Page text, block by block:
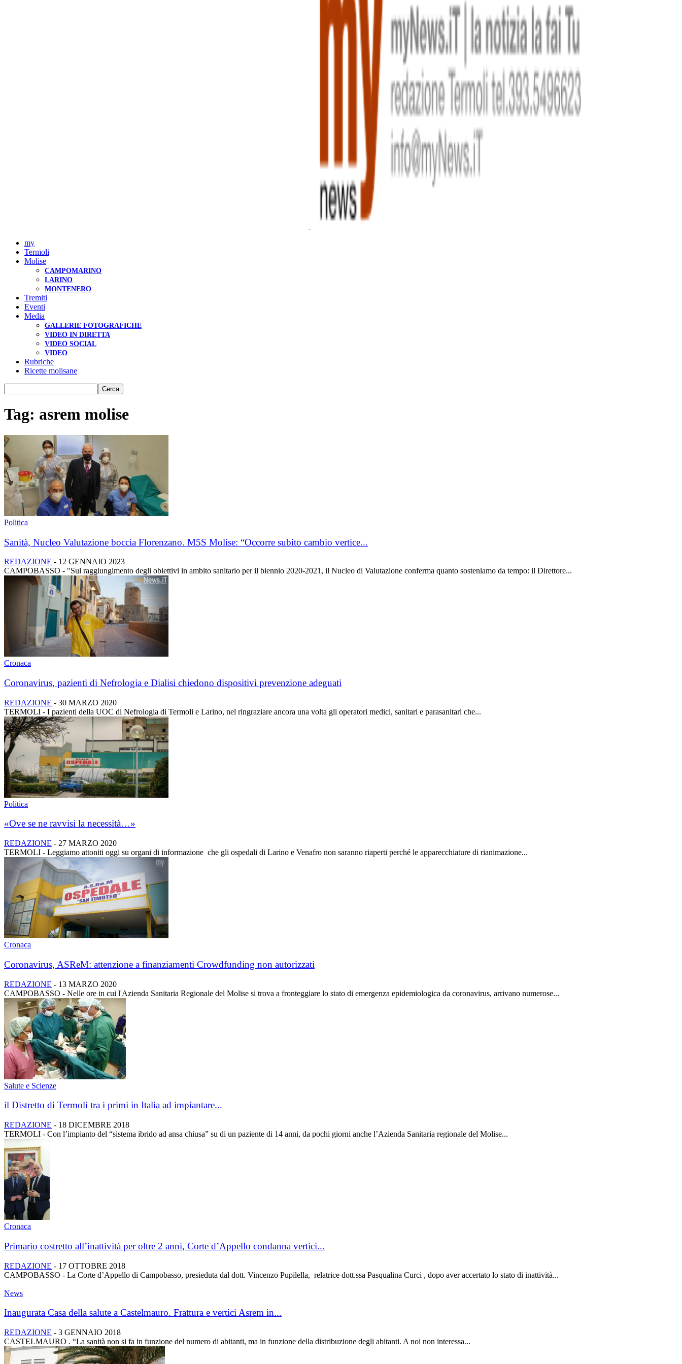
my
Termoli
Molise
CAMPOMARINO
LARINO
MONTENERO
Tremiti
Eventi
Media
GALLERIE FOTOGRAFICHE
VIDEO IN DIRETTA
VIDEO SOCIAL
VIDEO
Rubriche
Ricette molisane
Tag: asrem molise
Politica
Sanità, Nucleo Valutazione boccia Florenzano. M5S Molise: “Occorre subito cambio vertice...
REDAZIONE - 12 GENNAIO 2023
CAMPOBASSO - "Sul raggiungimento degli obiettivi in ambito sanitario per il biennio 2020-2021, il Nucleo di Valutazione conferma quanto sosteniamo da tempo: il Direttore...
Cronaca
Coronavirus, pazienti di Nefrologia e Dialisi chiedono dispositivi prevenzione adeguati
REDAZIONE - 30 MARZO 2020
TERMOLI - I pazienti della UOC di Nefrologia di Termoli e Larino, nel ringraziare ancora una volta gli operatori medici, sanitari e parasanitari che...
Politica
«Ove se ne ravvisi la necessità…»
REDAZIONE - 27 MARZO 2020
TERMOLI - Leggiamo attoniti oggi su organi di informazione che gli ospedali di Larino e Venafro non saranno riaperti perché le apparecchiature di rianimazione...
Cronaca
Coronavirus, ASReM: attenzione a finanziamenti Crowdfunding non autorizzati
REDAZIONE - 13 MARZO 2020
CAMPOBASSO - Nelle ore in cui l'Azienda Sanitaria Regionale del Molise si trova a fronteggiare lo stato di emergenza epidemiologica da coronavirus, arrivano numerose...
Salute e Scienze
il Distretto di Termoli tra i primi in Italia ad impiantare...
REDAZIONE - 18 DICEMBRE 2018
TERMOLI - Con l’impianto del “sistema ibrido ad ansa chiusa” su di un paziente di 14 anni, da pochi giorni anche l’Azienda Sanitaria regionale del Molise...
Cronaca
Primario costretto all’inattività per oltre 2 anni, Corte d’Appello condanna vertici...
REDAZIONE - 17 OTTOBRE 2018
CAMPOBASSO - La Corte d’Appello di Campobasso, presieduta dal dott. Vincenzo Pupilella, relatrice dott.ssa Pasqualina Curci , dopo aver accertato lo stato di inattività...
News
Inaugurata Casa della salute a Castelmauro. Frattura e vertici Asrem in...
REDAZIONE - 3 GENNAIO 2018
CASTELMAURO . “La sanità non si fa in funzione del numero di abitanti, ma in funzione della distribuzione degli abitanti. A noi non interessa...